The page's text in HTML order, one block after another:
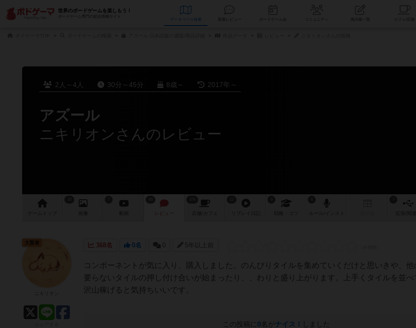
世界のボードゲームを楽しもう！
ボードゲーム専門の総合情報サイト
データベース コミュニティ
2人～4人 30分～45分 8歳～ 2017年～
アズール
ニキリオンさんのレビュー
ゲーム 画像 レビュー
376
店舗/ カフェ 戦略
368名 0名 0 5年以上前
コンポーネントが気に入り、購入しました。のんびりタイルを集めていくだけと思いきや、他
要らないタイルの押し付け合いが始まったり、、わりと盛り上がります。上手くタイルを並べ
沢山稼げると気持ちいいです。
この投稿に 0名がナイス！ しました
大賢者